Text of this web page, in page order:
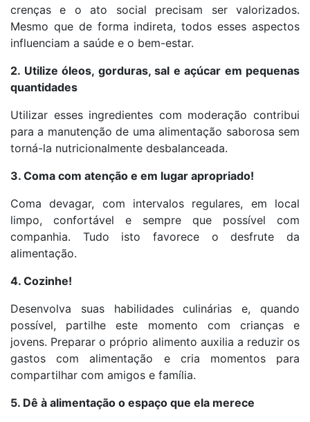
crenças e o ato social precisam ser valorizados.
Mesmo que de forma indireta, todos esses aspectos
influenciam a saúde e o bem-estar.
2. Utilize óleos, gorduras, sal e açúcar em pequenas
quantidades
Utilizar esses ingredientes com moderação contribui
para a manutenção de uma alimentação saborosa sem
torná-la nutricionalmente desbalanceada.
3. Coma com atenção e em lugar apropriado!
Coma devagar, com intervalos regulares, em local
limpo, confortável e sempre que possível com
companhia. Tudo isto favorece o desfrute da
alimentação.
4. Cozinhe!
Desenvolva suas habilidades culinárias e, quando
possível, partilhe este momento com crianças e
jovens. Preparar o próprio alimento auxilia a reduzir os
gastos com alimentação e cria momentos para
compartilhar com amigos e família.
5. Dê à alimentação o espaço que ela merece